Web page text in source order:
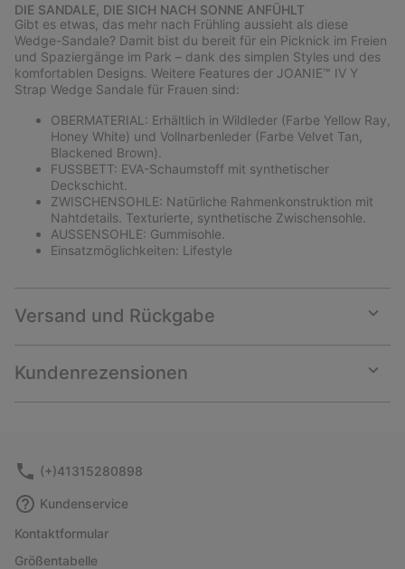
section
DIE SANDALE, DIE SICH NACH SONNE ANFÜHLT
Gibt es etwas, das mehr nach Frühling aussieht als diese
Wedge-Sandale? Damit bist du bereit für ein Picknick im Freien
und Spaziergänge im Park – dank des simplen Styles und des
komfortablen Designs. Weitere Features der JOANIE™ IV Y
Strap Wedge Sandale für Frauen sind:
OBERMATERIAL: Erhältlich in Wildleder (Farbe Yellow Ray,
Honey White) und Vollnarbenleder (Farbe Velvet Tan,
Blackened Brown).
FUSSBETT: EVA-Schaumstoff mit synthetischer
Deckschicht.
ZWISCHENSOHLE: Natürliche Rahmenkonstruktion mit
Nahtdetails. Texturierte, synthetische Zwischensohle.
AUSSENSOHLE: Gummisohle.
Einsatzmöglichkeiten: Lifestyle
Versand und Rückgabe
or
Kundenrezensionen
or
(+)41315280898
Kundenservice
Kontaktformular
Größentabelle